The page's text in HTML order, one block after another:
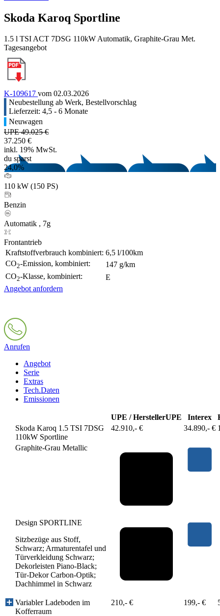
Skoda Karoq Sportline
1.5 l TSI ACT 7DSG 110kW Automatik, Graphite-Grau Met.
Tagesangebot
K-109617 vom 02.03.2026
Neubestellung ab Werk, Bestellvorschlag
Lieferzeit: 4,5 - 6 Monate
Neuwagen
UPE 49.025 €
37.250 €
inkl. 19% MwSt.
du sparst
24,0%
110 kW (150 PS)
Benzin
Automatik , 7g
Frontantrieb
Kraftstoffverbrauch kombiniert: 6,5 l/100km
CO2-Emission, kombiniert:
147 g/km
CO2-Klasse, kombiniert:
E
Angebot anfordern
Anrufen
Angebot
Serie
Extras
Tech.Daten
Emissionen
UPE / HerstellerUPE Interex
Skoda Karoq 1.5 TSI 7DSG
110kW Sportline
42.910,- € 34.890,- €
Graphite-Grau Metallic
Design SPORTLINE
Sitzbezüge aus Stoff,
Schwarz; Armaturentafel und
Türverkleidung Schwarz;
Dekorleisten Piano-Black;
Tür-Dekor Carbon-Optik;
Dachhimmel in Schwarz
Variabler Ladeboden im
Kofferraum
210,- € 199,- €